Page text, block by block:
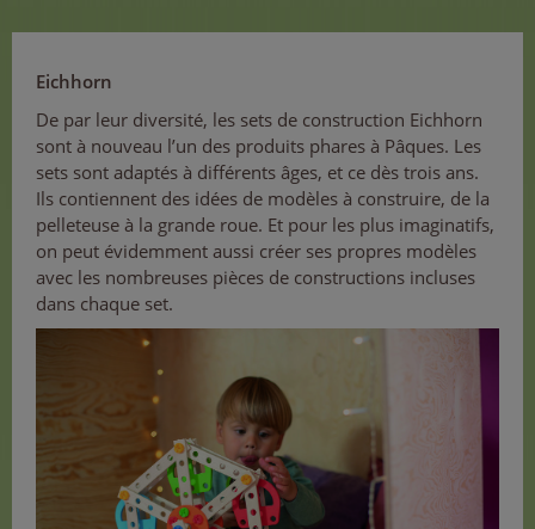
Eichhorn
De par leur diversité, les sets de construction Eichhorn
sont à nouveau l’un des produits phares à Pâques. Les
sets sont adaptés à différents âges, et ce dès trois ans.
Ils contiennent des idées de modèles à construire, de la
pelleteuse à la grande roue. Et pour les plus imaginatifs,
on peut évidemment aussi créer ses propres modèles
avec les nombreuses pièces de constructions incluses
dans chaque set.